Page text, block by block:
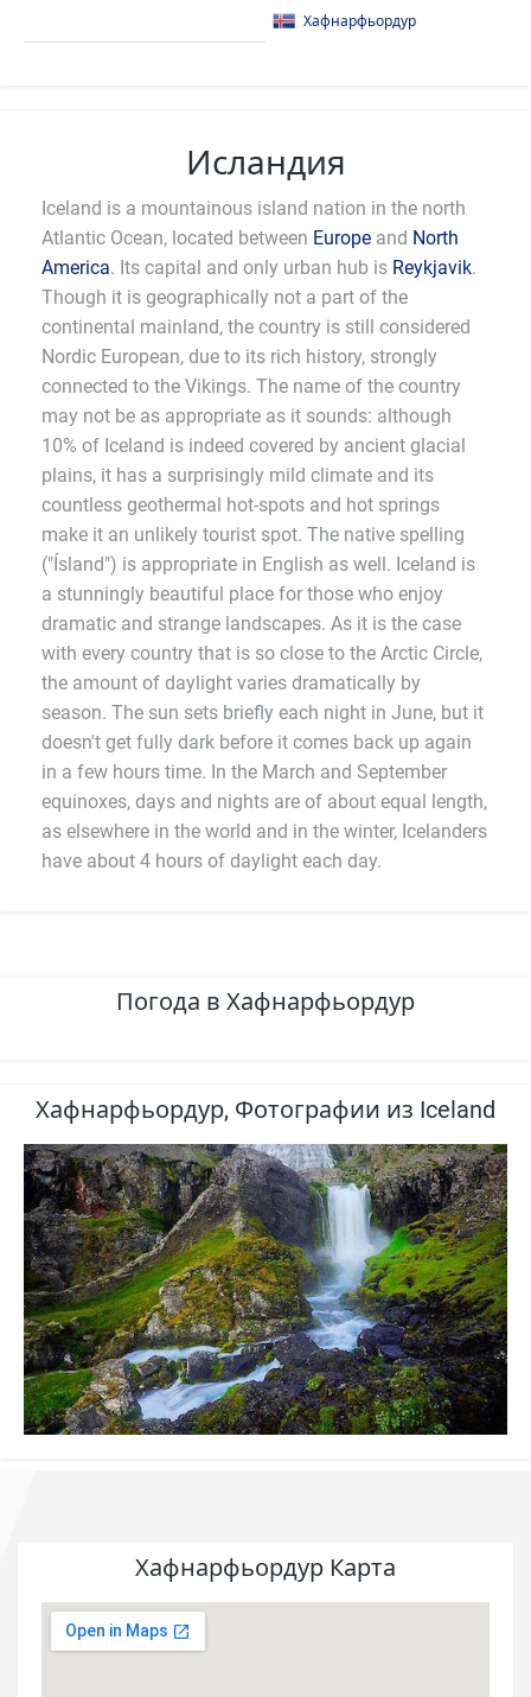
Хафнарфьордур
Исландия
Iceland is a mountainous island nation in the north
Atlantic Ocean, located between Europe and North
America. Its capital and only urban hub is Reykjavik.
Though it is geographically not a part of the
continental mainland, the country is still considered
Nordic European, due to its rich history, strongly
connected to the Vikings. The name of the country
may not be as appropriate as it sounds: although
10% of Iceland is indeed covered by ancient glacial
plains, it has a surprisingly mild climate and its
countless geothermal hot-spots and hot springs
make it an unlikely tourist spot. The native spelling
("Ísland") is appropriate in English as well. Iceland is
a stunningly beautiful place for those who enjoy
dramatic and strange landscapes. As it is the case
with every country that is so close to the Arctic Circle,
the amount of daylight varies dramatically by
season. The sun sets briefly each night in June, but it
doesn't get fully dark before it comes back up again
in a few hours time. In the March and September
equinoxes, days and nights are of about equal length,
as elsewhere in the world and in the winter, Icelanders
have about 4 hours of daylight each day.
Погода в Хафнарфьордур
Хафнарфьордур, Фотографии из Iceland
Хафнарфьордур Карта